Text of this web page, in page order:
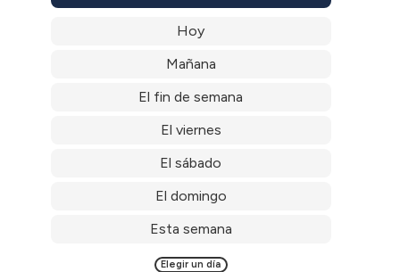
Hoy
Mañana
El fin de semana
El viernes
El sábado
El domingo
Esta semana
Elegir un día